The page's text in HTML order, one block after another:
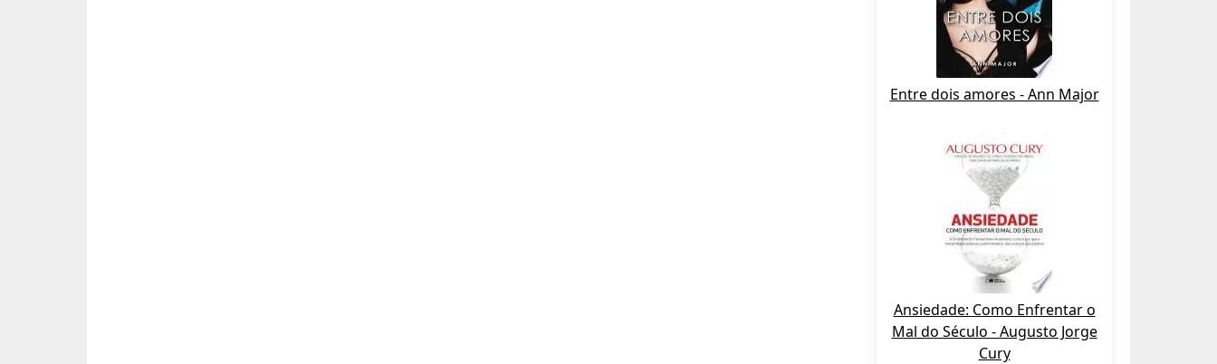
Entre dois amores - Ann Major
Ansiedade: Como Enfrentar o
Mal do Século - Augusto Jorge
Cury